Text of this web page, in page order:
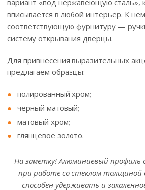
вариант «под нержавеющую сталь»,
вписывается в любой интерьер. К
соответствующую фурнитуру —
систему открывания дверцы.
Для привнесения выразительных
предлагаем образцы:
полированный хром;
черный матовый;
матовый хром;
глянцевое золото.
На заметку! Алюминиевый профиль
при работе со стеклом толщиной
способен удерживать и